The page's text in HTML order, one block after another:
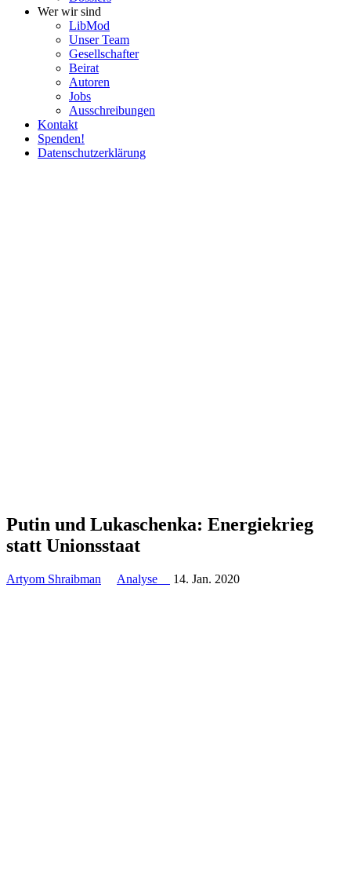
Wer wir sind
LibMod
Unser Team
Gesell­schafter
Beirat
Autoren
Jobs
Ausschrei­bungen
Kontakt
Spenden!
Daten­schutz­er­klärung
Putin und Lukaschenka: Energie­krieg
statt Unionsstaat
Artyom Shraibman Analyse 14. Jan. 2020